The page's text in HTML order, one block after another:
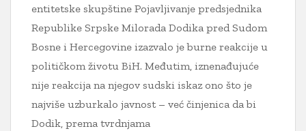
entitetske skupštine Pojavljivanje predsjednika
Republike Srpske Milorada Dodika pred Sudom
Bosne i Hercegovine izazvalo je burne reakcije u
političkom životu BiH. Međutim, iznenađujuće
nije reakcija na njegov sudski iskaz ono što je
najviše uzburkalo javnost – već činjenica da bi
Dodik, prema tvrdnjama